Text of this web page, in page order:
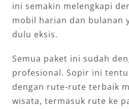
ini semakin melengkapi
mobil harian dan bulanan
dulu eksis.
Semua paket ini sudah
profesional. Sopir ini
dengan rute-rute terbaik
wisata, termasuk rute ke